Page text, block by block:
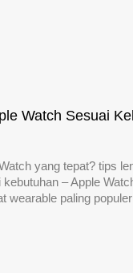
Watch Sesuai
yang tepat? tips
– Apple
wearable paling